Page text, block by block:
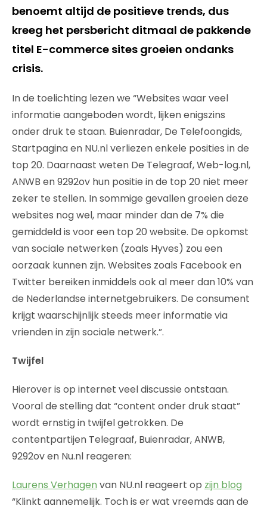
benoemt altijd de positieve trends, dus
kreeg het persbericht ditmaal de pakkende
titel E-commerce sites groeien ondanks
crisis.
In de toelichting lezen we “Websites waar veel
informatie aangeboden wordt, lijken enigszins
onder druk te staan. Buienradar, De Telefoongids,
Startpagina en NU.nl verliezen enkele posities in de
top 20. Daarnaast weten De Telegraaf, Web-log.nl,
ANWB en 9292ov hun positie in de top 20 niet meer
zeker te stellen. In sommige gevallen groeien deze
websites nog wel, maar minder dan de 7% die
gemiddeld is voor een top 20 website. De opkomst
van sociale netwerken (zoals Hyves) zou een
oorzaak kunnen zijn. Websites zoals Facebook en
Twitter bereiken inmiddels ook al meer dan 10% van
de Nederlandse internetgebruikers. De consument
krijgt waarschijnlijk steeds meer informatie via
vrienden in zijn sociale netwerk.”.
Twijfel
Hierover is op internet veel discussie ontstaan.
Vooral de stelling dat “content onder druk staat”
wordt ernstig in twijfel getrokken. De
contentpartijen Telegraaf, Buienradar, ANWB,
9292ov en Nu.nl reageren:
Laurens Verhagen van NU.nl reageert op zijn blog
“Klinkt aannemelijk. Toch is er wat vreemds aan de